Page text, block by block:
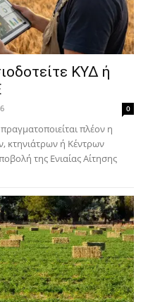
ΚΥΔ ή
0
πλέον η
κτηνιάτρων ή Κέντρων
της Ενιαίας Αίτησης